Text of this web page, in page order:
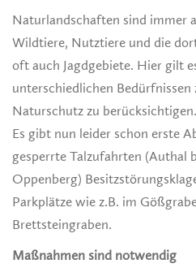
Naturlandschaften sind immer
Wildtiere, Nutztiere und die
oft auch Jagdgebiete. Hier gilt
unterschiedlichen
Naturschutz zu berücksichtigen.
Es gibt nun leider schon erste
gesperrte Talzufahrten (Authal
Oppenberg)
Parkplätze wie z.B. im
Brettsteingraben.
Maßnahmen sind notwendig